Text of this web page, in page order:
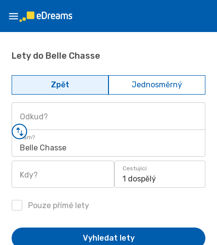
Lety do Belle Chasse
Zpět Jednosměrný
Odkud?
Kam?
Belle Chasse
Kdy?
Cestující
1 dospělý
Pouze přímé lety
Vyhledat lety